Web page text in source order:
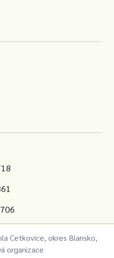
Cetkovice, okres Blansko,
organizace